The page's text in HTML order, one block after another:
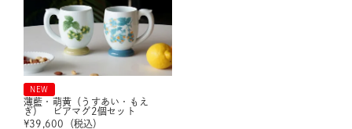
NEW
薄藍・萌黄（うすあい・もえ
ぎ） ビアマグ2個セット
¥39,600 （税込）